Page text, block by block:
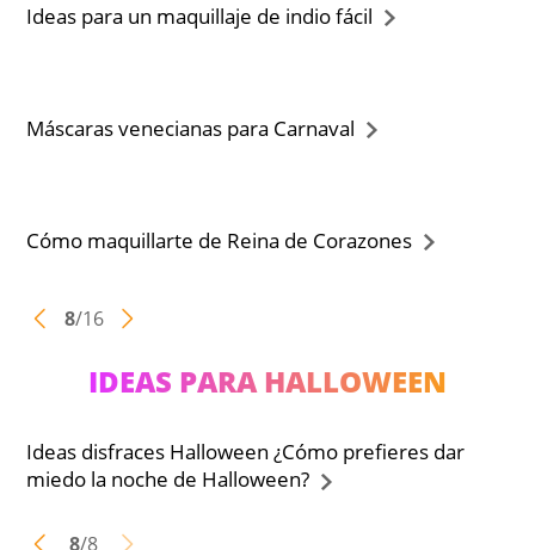
Ideas para un maquillaje de indio fácil
Máscaras venecianas para Carnaval
Cómo maquillarte de Reina de Corazones
8/16
IDEAS PARA HALLOWEEN
Ideas disfraces Halloween ¿Cómo prefieres dar
miedo la noche de Halloween?
8/8